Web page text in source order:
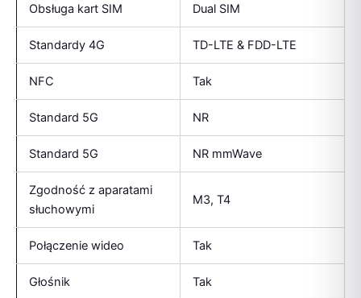
Obsługa kart SIM Dual SIM
Standardy 4G TD-LTE & FDD-LTE
NFC Tak
Standard 5G NR
Standard 5G NR mmWave
Zgodność z aparatami
słuchowymi
M3, T4
Połączenie wideo Tak
Głośnik Tak